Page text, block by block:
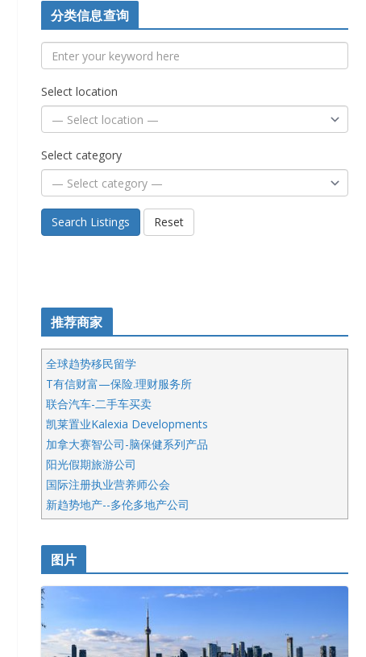
分类信息查询
Select location
Select category
Search Listings Reset
推荐商家
全球趋势移民留学
T有信财富—保险.理财服务所
联合汽车-二手车买卖
凯莱置业Kalexia Developments
加拿大赛智公司-脑保健系列产品
阳光假期旅游公司
国际注册执业营养师公会
新趋势地产--多伦多地产公司
呱呱电器
开明车行KS CAR SALES & SERVICE
健健宝公司
皇后金融集团
正点印艺设计
图片